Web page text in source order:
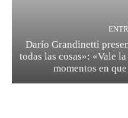
Darío Grandinetti
todas las cosas»: «Vale
momentos en